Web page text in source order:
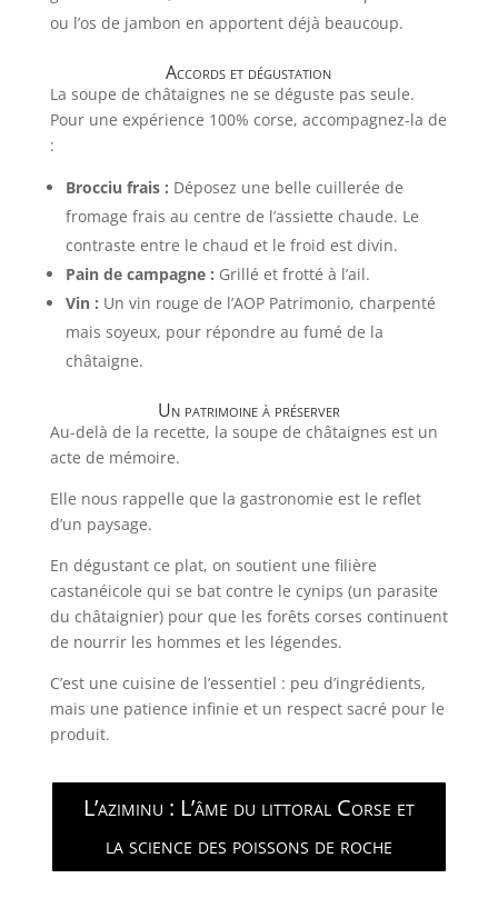
ou l’os de jambon en apportent déjà beaucoup.
Accords et dégustation
La soupe de châtaignes ne se déguste pas seule.
Pour une expérience 100% corse, accompagnez-la de
:
Brocciu frais : Déposez une belle cuillerée de
fromage frais au centre de l’assiette chaude. Le
contraste entre le chaud et le froid est divin.
Pain de campagne : Grillé et frotté à l’ail.
Vin : Un vin rouge de l’AOP Patrimonio, charpenté
mais soyeux, pour répondre au fumé de la
châtaigne.
Un patrimoine à préserver
Au-delà de la recette, la soupe de châtaignes est un
acte de mémoire.
Elle nous rappelle que la gastronomie est le reflet
d’un paysage.
En dégustant ce plat, on soutient une filière
castanéicole qui se bat contre le cynips (un parasite
du châtaignier) pour que les forêts corses continuent
de nourrir les hommes et les légendes.
C’est une cuisine de l’essentiel : peu d’ingrédients,
mais une patience infinie et un respect sacré pour le
produit.
L’aziminu : L’âme du littoral Corse et
la science des poissons de roche